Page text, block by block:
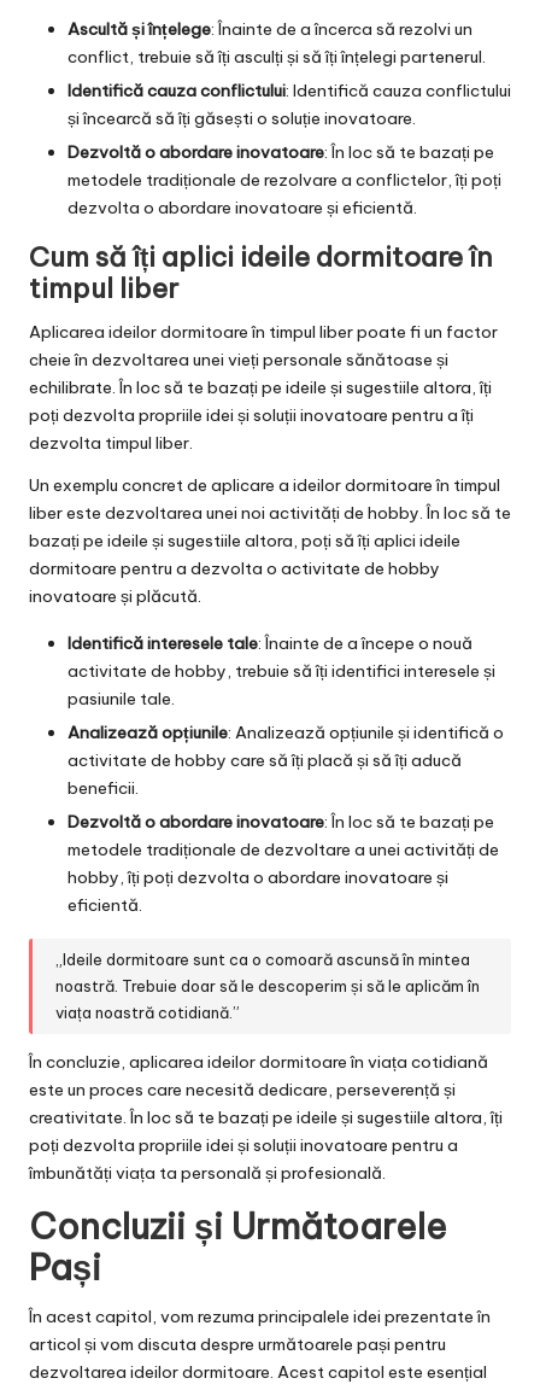
Ascultă și înțelege: Înainte de a încerca să rezolvi un
conflict, trebuie să îți asculți și să îți înțelegi partenerul.
Identifică cauza conflictului: Identifică cauza conflictului
și încearcă să îți găsești o soluție inovatoare.
Dezvoltă o abordare inovatoare: În loc să te bazați pe
metodele tradiționale de rezolvare a conflictelor, îți poți
dezvolta o abordare inovatoare și eficientă.
Cum să îți aplici ideile dormitoare în
timpul liber
Aplicarea ideilor dormitoare în timpul liber poate fi un factor
cheie în dezvoltarea unei vieți personale sănătoase și
echilibrate. În loc să te bazați pe ideile și sugestiile altora, îți
poți dezvolta propriile idei și soluții inovatoare pentru a îți
dezvolta timpul liber.
Un exemplu concret de aplicare a ideilor dormitoare în timpul
liber este dezvoltarea unei noi activități de hobby. În loc să te
bazați pe ideile și sugestiile altora, poți să îți aplici ideile
dormitoare pentru a dezvolta o activitate de hobby
inovatoare și plăcută.
Identifică interesele tale: Înainte de a începe o nouă
activitate de hobby, trebuie să îți identifici interesele și
pasiunile tale.
Analizează opțiunile: Analizează opțiunile și identifică o
activitate de hobby care să îți placă și să îți aducă
beneficii.
Dezvoltă o abordare inovatoare: În loc să te bazați pe
metodele tradiționale de dezvoltare a unei activități de
hobby, îți poți dezvolta o abordare inovatoare și
eficientă.
„Ideile dormitoare sunt ca o comoară ascunsă în mintea
noastră. Trebuie doar să le descoperim și să le aplicăm în
viața noastră cotidiană.”
În concluzie, aplicarea ideilor dormitoare în viața cotidiană
este un proces care necesită dedicare, perseverență și
creativitate. În loc să te bazați pe ideile și sugestiile altora, îți
poți dezvolta propriile idei și soluții inovatoare pentru a
îmbunătăți viața ta personală și profesională.
Concluzii și Următoarele
Pași
În acest capitol, vom rezuma principalele idei prezentate în
articol și vom discuta despre următoarele pași pentru
dezvoltarea ideilor dormitoare. Acest capitol este esențial